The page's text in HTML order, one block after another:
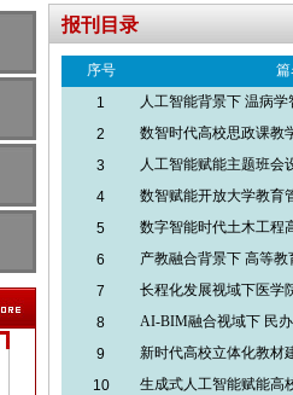
报刊目录
序号
1
人工智能背景下 温病
2
数智时代高校思政课教
3
人工智能赋能主题班会
4
数智赋能开放大学教育
5
数字智能时代土木工程
6
产教融合背景下 高等
7
长程化发展视域下医学
8
AI-BIM融合视域下 民
9
新时代高校立体化教
10
生成式人工智能赋能高